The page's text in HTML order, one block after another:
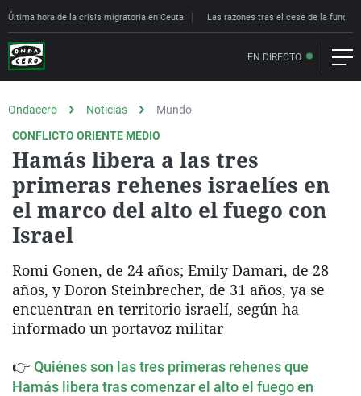
Última hora de la crisis migratoria en Ceuta Las razones tras el cese de la
EN DIRECTO
Ondacero Noticias
Mundo
CONFLICTO ORIENTE MEDIO
Hamás libera a las tres
primeras rehenes israelíes en
el marco del alto el fuego con
Israel
Romi Gonen, de 24 años; Emily Damari, de 28
años, y Doron Steinbrecher, de 31 años, ya se
encuentran en territorio israelí, según ha
informado un portavoz militar
👉 Quiénes son las tres primeras rehenes que
Hamás libera tras comenzar el alto el fuego en